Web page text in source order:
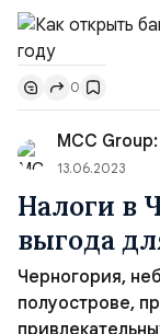
банковского
очень простым.
отделение
за несколько
документы.
начало бороть...
0
MCC Group:
13.06.2023
Налоги в
выгода
Черногория,
полуострове,